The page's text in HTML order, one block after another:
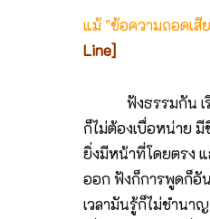
แม้ "ข้อความถอดเ
Line]
ฟังธรรมกัน เรียก
ก็ไม่ต้องเบื่อหน่าย มี
ยิ่งมีหน้าที่โดยตรง
ออก ฟังก็การพูดก็อั
เวลามันรู้ก็ไม่ชำนา